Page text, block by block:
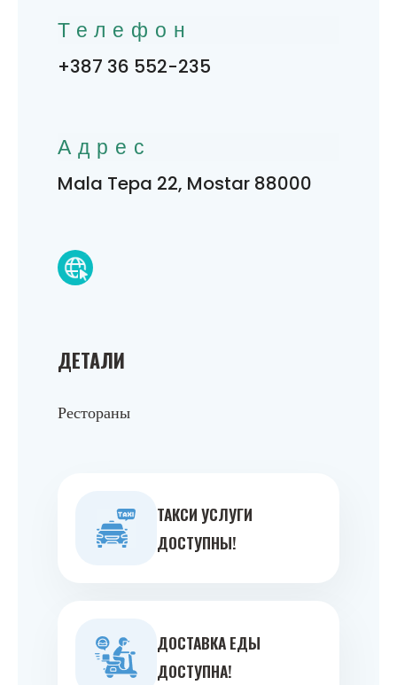
ДЕТАЛИ
Рестораны
ТАКСИ УСЛУГИ
ДОСТУПНЫ!
ДОСТАВКА ЕДЫ
ДОСТУПНА!
Телефон
+387 36 552-235
Адрес
Mala Tepa 22, Mostar 88000